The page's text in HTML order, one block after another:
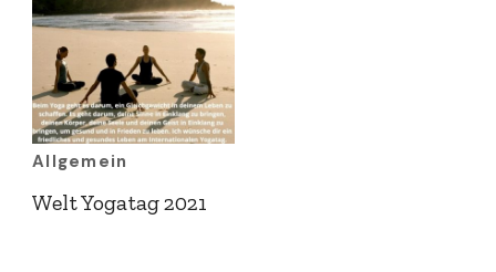
Allgemein
Welt Yogatag 2021